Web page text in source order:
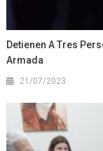
Detienen A Tres
Armada
21/07/2023